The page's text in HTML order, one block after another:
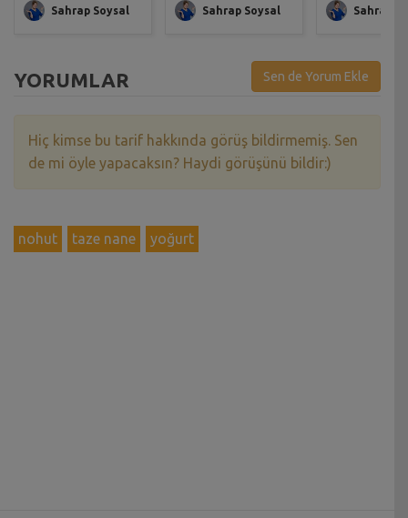
Sahrap Soysal Sahrap Soysal Sahrap
YORUMLAR Sen de Yorum Ekle
Hiç kimse bu tarif hakkında görüş bildirmemiş. Sen
de mi öyle yapacaksın? Haydi görüşünü bildir:)
nohut taze nane yoğurt